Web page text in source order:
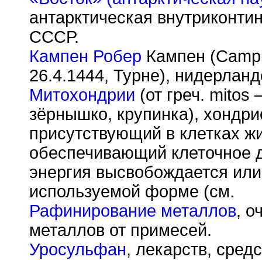
антарктическая
СССР.
Кампен Робер Кампен
26.4.1444, Турне),
Митохондрии (от греч.
зёрнышко, крупинка),
присутствующий в клетках
обеспечивающий клеточное
энергия высвобождается
используемой форме (см.
Рафинирование металлов,
металлов от примесей.
Уросульфан, лекарств,